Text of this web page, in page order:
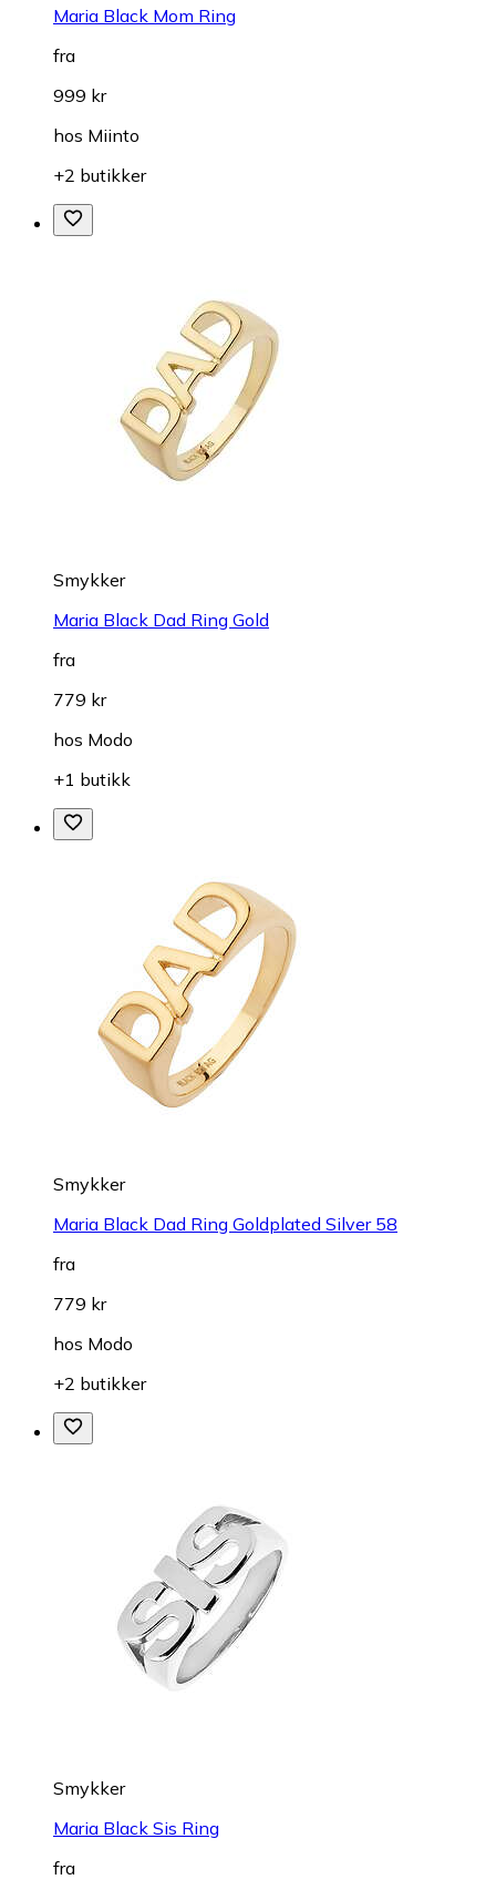
Maria Black Mom Ring
fra
999 kr
hos Miinto
+2 butikker
Smykker
Maria Black Dad Ring Gold
fra
779 kr
hos Modo
+1 butikk
Smykker
Maria Black Dad Ring Goldplated Silver 58
fra
779 kr
hos Modo
+2 butikker
Smykker
Maria Black Sis Ring
fra